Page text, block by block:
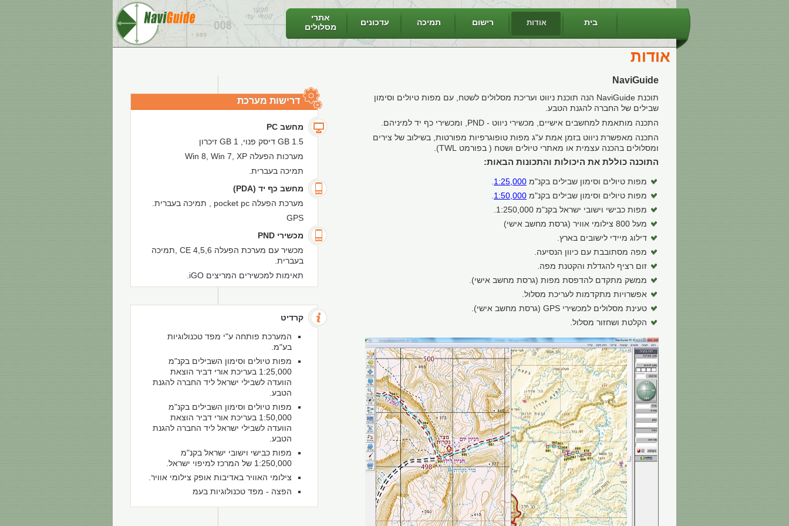
אתרי
מסלולים
עדכונים תמיכה רישום אודות בית
אודות
דרישות מערכת
מחשב PC
1.5 GB דיסק פנוי, 1 GB זיכרון
מערכות הפעלה Win 8, Win 7, XP
תמיכה בעברית.
מחשב כף יד (PDA)
מערכת הפעלה pocket pc , תמיכה בעברית.
GPS
מכשירי PND
מכשיר עם מערכת הפעלה CE 4,5,6 ,תמיכה
בעברית.
תאימות למכשירים המריצים iGO.
קרדיט
המערכת פותחה ע"י מפד טכנולוגיות
בע"מ.
מפות טיולים וסימון השבילים בקנ"מ
1:25,000 בעריכת אורי דביר הוצאת
הוועדה לשבילי ישראל ליד החברה להגנת
הטבע.
מפות טיולים וסימון השבילים בקנ"מ
1:50,000 בעריכת אורי דביר הוצאת
הוועדה לשבילי ישראל ליד החברה להגנת
הטבע.
מפות כבישי וישובי ישראל בקנ"מ
1:250,000 של המרכז למיפוי ישראל.
צילומי האוויר באדיבות אופק צילומי אוויר.
הפצה - מפד טכנולוגיות בעמ
NaviGuide
תוכנת NaviGuide הנה תוכנת ניווט ועריכת מסלולים לשטח, עם מפות טיולים וסימון
שבילים של החברה להגנת הטבע.
התכנה מותאמת למחשבים אישיים, מכשירי ניווט - PND, ומכשירי כף יד למיניהם.
התכנה מאפשרת ניווט בזמן אמת ע"ג מפות טופוגרפיות מפורטות, בשילוב של צירים
ומסלולים בהכנה עצמית או מאתרי טיולים ושטח ( בפורמט TWL).
התוכנה כוללת את היכולות והתכונות הבאות:
מפות טיולים וסימון שבילים בקנ"מ 1:25,000
מפות טיולים וסימון שבילים בקנ"מ 1:50,000
מפות כבישי וישובי ישראל בקנ"מ 1:250,000.
מעל 800 צילומי אוויר (גרסת מחשב אישי)
דילוג מיידי לישובים בארץ.
מפה מסתובבת עם כיוון הנסיעה.
זום רציף להגדלת והקטנת מפה.
ממשק מתקדם להדפסת מפות (גרסת מחשב אישי).
אפשרויות מתקדמות לעריכת מסלול.
טעינת מסלולים למכשירי GPS (גרסת מחשב אישי).
הקלטת ושחזור מסלול.